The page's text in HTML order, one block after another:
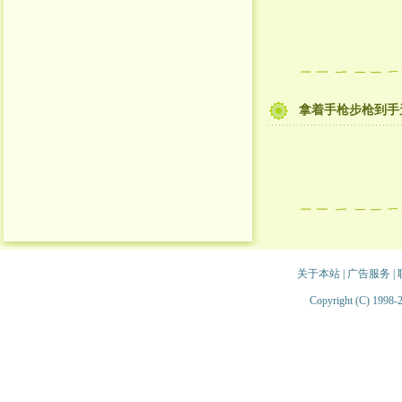
拿着手枪步枪到
关于本站| 广告服务
Copyright (C) 1998-